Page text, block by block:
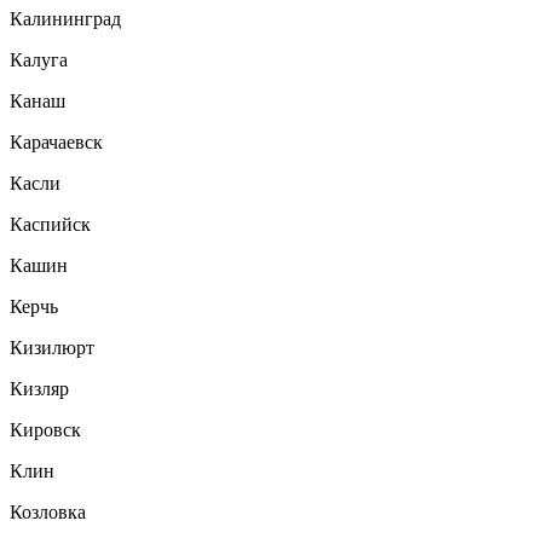
Калининград
Калуга
Канаш
Карачаевск
Касли
Каспийск
Кашин
Керчь
Кизилюрт
Кизляр
Кировск
Клин
Козловка